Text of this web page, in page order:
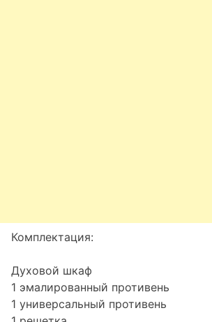
Комплектация:
Духовой шкаф
1 эмалированный противень
1 универсальный противень